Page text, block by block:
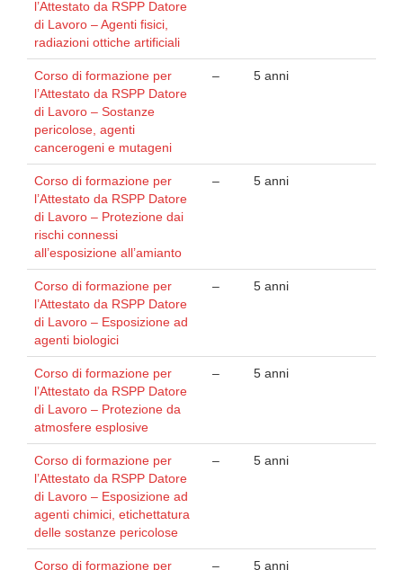
l’Attestato da RSPP Datore
di Lavoro – Agenti fisici,
radiazioni ottiche artificiali
Corso di formazione per
l’Attestato da RSPP Datore
di Lavoro – Sostanze
pericolose, agenti
cancerogeni e mutageni
– 5 anni
Corso di formazione per
l’Attestato da RSPP Datore
di Lavoro – Protezione dai
rischi connessi
all’esposizione all’amianto
– 5 anni
Corso di formazione per
l’Attestato da RSPP Datore
di Lavoro – Esposizione ad
agenti biologici
– 5 anni
Corso di formazione per
l’Attestato da RSPP Datore
di Lavoro – Protezione da
atmosfere esplosive
– 5 anni
Corso di formazione per
l’Attestato da RSPP Datore
di Lavoro – Esposizione ad
agenti chimici, etichettatura
delle sostanze pericolose
– 5 anni
Corso di formazione per – 5 anni